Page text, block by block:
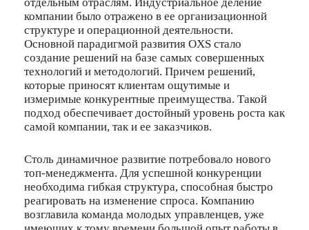
компании было отражено в ее организационной
структуре и операционной деятельности.
Основной парадигмой развития OXS стало
создание решений на базе самых совершенных
технологий и методологий. Причем решений,
которые приносят клиентам ощутимые и
измеримые конкурентные преимущества. Такой
подход обеспечивает достойный уровень роста как
самой компании, так и ее заказчиков.
Столь динамичное развитие потребовало нового
топ-менеджмента. Для успешной конкуренции
необходима гибкая структура, способная быстро
реагировать на изменение спроса. Компанию
возглавила команда молодых управленцев, уже